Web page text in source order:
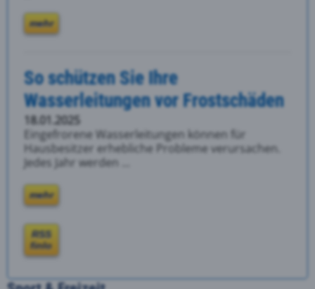
mehr
So schützen Sie Ihre
Wasserleitungen vor Frostschäden
18.01.2025
Eingefrorene Wasserleitungen können für
Hausbesitzer erhebliche Probleme verursachen.
Jedes Jahr werden ...
mehr
RSS
finlo